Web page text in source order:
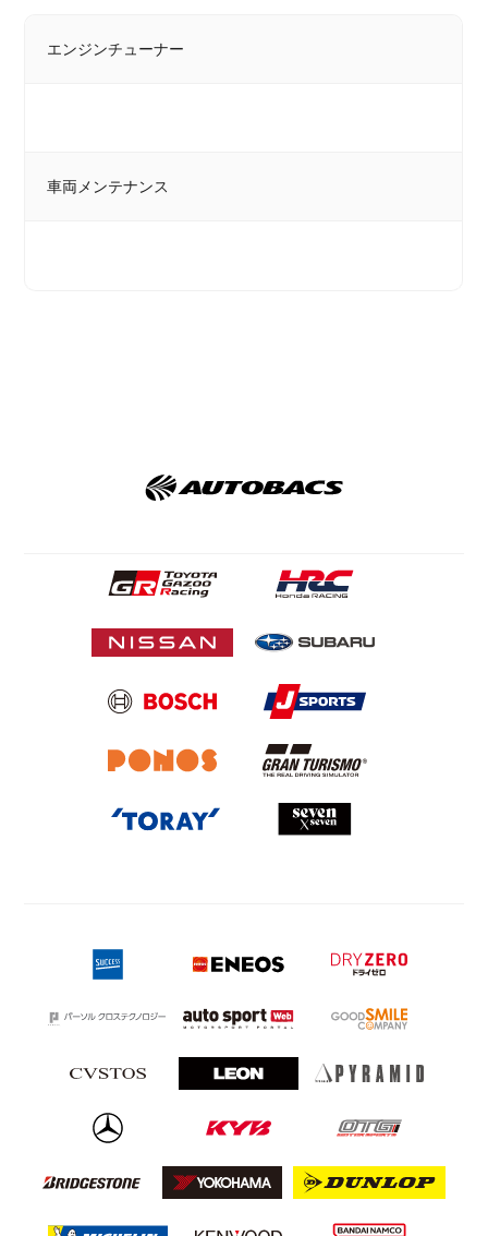
エンジンチューナー
車両メンテナンス